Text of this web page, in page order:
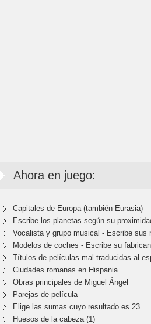
Ahora en juego:
Capitales de Europa (también Eurasia)
Escribe los planetas según su
Vocalista y grupo musical - Escribe sus
Modelos de coches - Escribe su
Títulos de películas mal traducidas al
Ciudades romanas en Hispania
Obras principales de Miguel Ángel
Parejas de película
Elige las sumas cuyo resultado es 23
Huesos de la cabeza (1)